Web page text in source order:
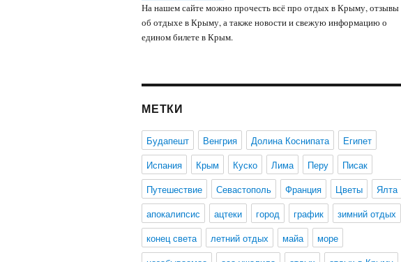
На нашем сайте можно прочесть всё про отдых в Крыму, отзывы
об отдыхе в Крыму, а также новости и свежую информацию о
едином билете в Крым.
МЕТКИ
Будапешт Венгрия Долина Коснипата
Египет
Испания
Крым Куско Лима Перу
Писак
Путешествие
Севастополь Франция Цветы
Ялта
апокалипсис
ацтеки город график
зимний отдых
конец света
летний отдых майа
море